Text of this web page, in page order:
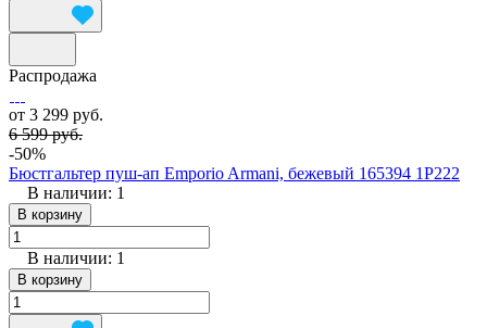
Распродажа
от 3 299 руб.
6 599 руб.
-50%
Бюстгальтер пуш-ап Emporio Armani, бежевый 165394 1P222
В наличии: 1
В корзину
В наличии: 1
В корзину